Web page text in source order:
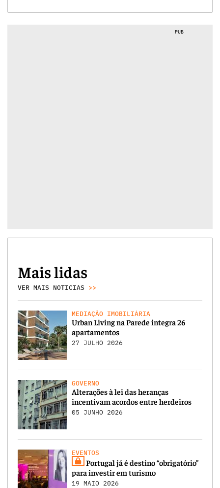
PUB
Mais lidas
VER MAIS NOTICIAS >>
MEDIAÇÃO IMOBILIÁRIA
Urban Living na Parede integra 26
apartamentos
27 JULHO 2026
GOVERNO
Alterações à lei das heranças
incentivam acordos entre herdeiros
05 JUNHO 2026
EVENTOS
Portugal já é destino “obrigatório”
para investir em turismo
19 MAIO 2026